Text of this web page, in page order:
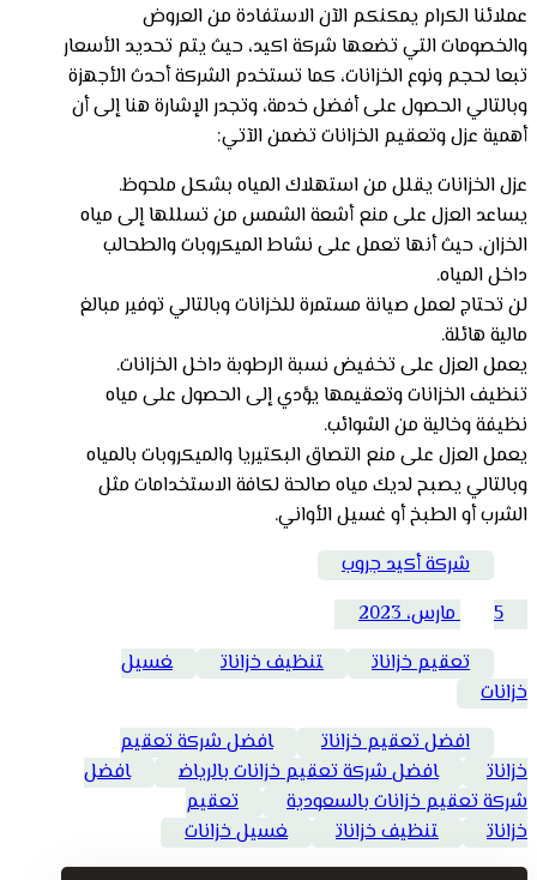
عملائنا الكرام يمكنكم الآن الاستفادة من العروض
والخصومات التي تضعها شركة اكيد، حيث يتم تحديد الأسعار
تبعا لحجم ونوع الخزانات، كما تستخدم الشركة أحدث الأجهزة
وبالتالي الحصول على أفضل خدمة، وتجدر الإشارة هنا إلى أن
أهمية عزل وتعقيم الخزانات تضمن الآتي:
عزل الخزانات يقلل من استهلاك المياه بشكل ملحوظ.
يساعد العزل على منع أشعة الشمس من تسللها إلى مياه
الخزان، حيث أنها تعمل على نشاط الميكروبات والطحالب
داخل المياه.
لن تحتاج لعمل صيانة مستمرة للخزانات وبالتالي توفير مبالغ
مالية هائلة.
يعمل العزل على تخفيض نسبة الرطوبة داخل الخزانات.
تنظيف الخزانات وتعقيمها يؤدي إلى الحصول على مياه
نظيفة وخالية من الشوائب.
يعمل العزل على منع التصاق البكتيريا والميكروبات بالمياه
وبالتالي يصبح لديك مياه صالحة لكافة الاستخدامات مثل
الشرب أو الطبخ أو غسيل الأواني.
شركة أكيد جروب
5 مارس، 2023
تعقيم خزانات
تنظيف خزانات
غسيل
خزانات
افضل تعقيم خزانات
افضل شركة تعقيم
خزانات
افضل شركة تعقيم خزانات بالرياض
افضل
شركة تعقيم خزانات بالسعودية
تعقيم
خزانات
تنظيف خزانات غسيل خزانات